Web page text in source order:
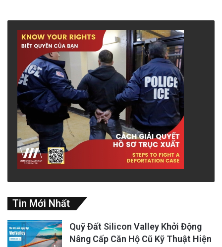
Tin Mới Nhất
Quỹ Đất Silicon Valley Khởi Động
Nâng Cấp Căn Hộ Cũ Kỹ Thuật Hiện